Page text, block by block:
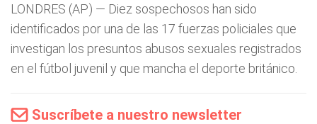
LONDRES (AP) — Diez sospechosos han sido
identificados por una de las 17 fuerzas policiales que
investigan los presuntos abusos sexuales registrados
en el fútbol juvenil y que mancha el deporte británico.
Suscríbete a nuestro newsletter